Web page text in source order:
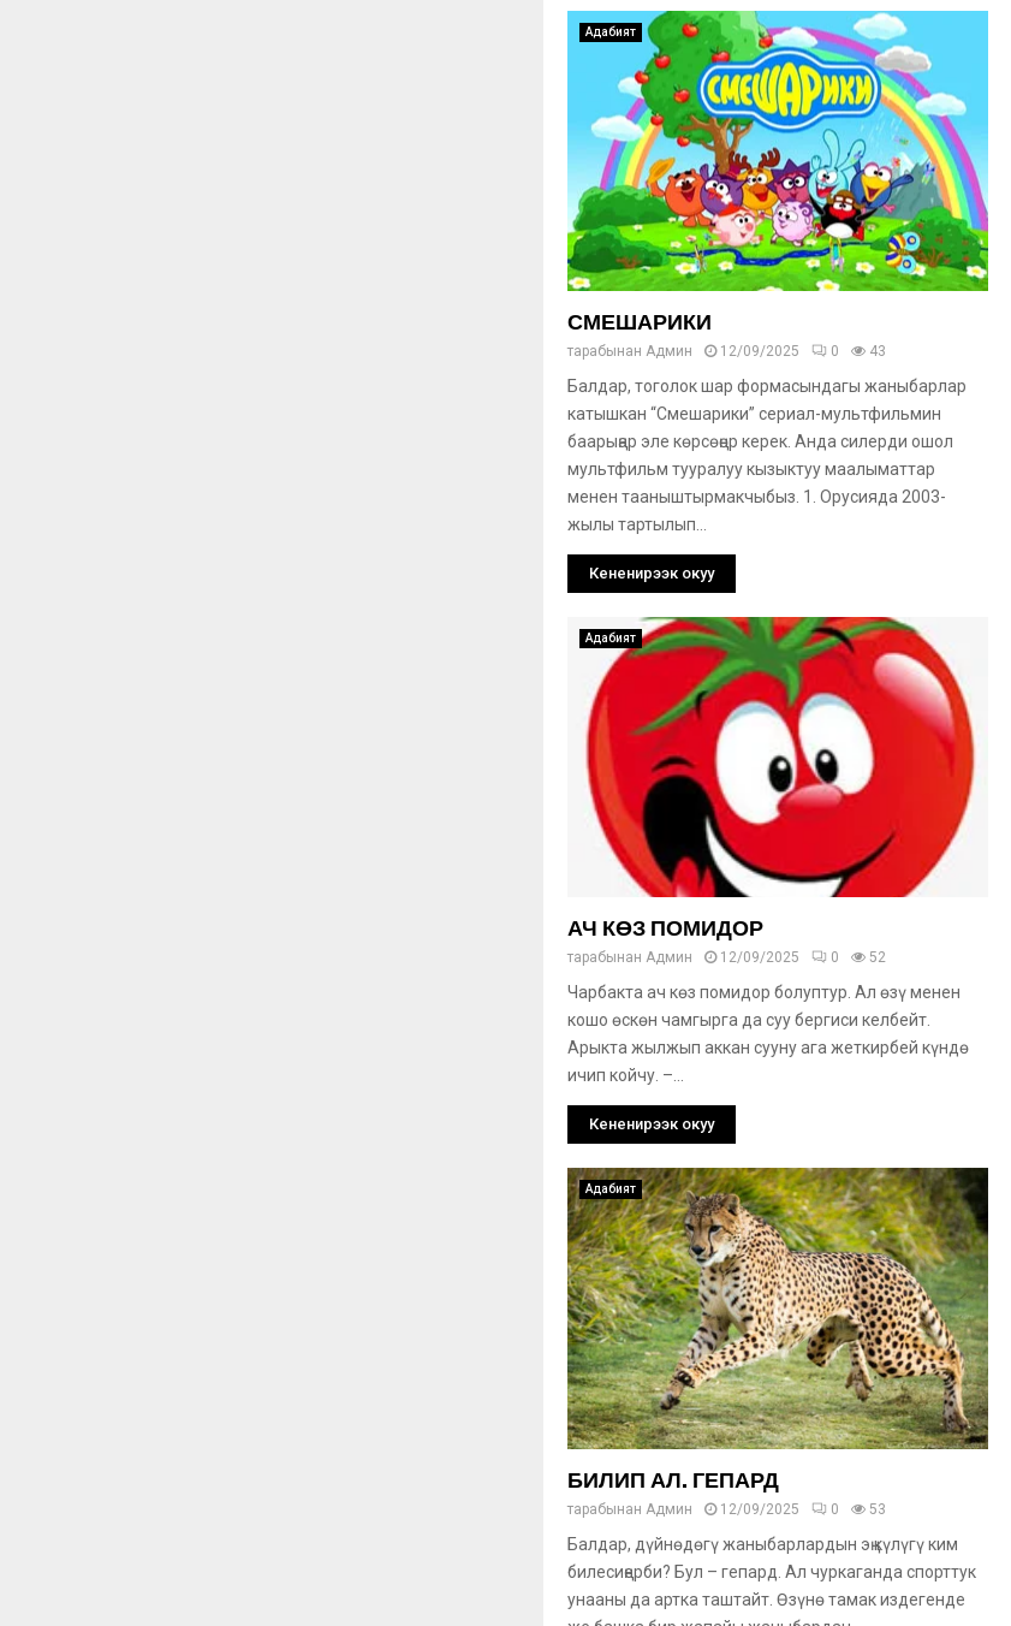
Адабият
СМЕШАРИКИ
тарабынан Админ 12/09/2025 0 43
Балдар, тоголок шар формасындагы жаныбарлар
катышкан “Смешарики” сериал-мультфильмин
баарыңар эле көрсөңөр керек. Анда силерди ошол
мультфильм тууралуу кызыктуу маалыматтар
менен тааныштырмакчыбыз. 1. Орусияда 2003-
жылы тартылып...
Кененирээк окуу
Адабият
АЧ КӨЗ ПОМИДОР
тарабынан Админ 12/09/2025 0 52
Чарбакта ач көз помидор болуптур. Ал өзү менен
кошо өскөн чамгырга да суу бергиси келбейт.
Арыкта жылжып аккан сууну ага жеткирбей күндө
ичип койчу. –...
Кененирээк окуу
Адабият
БИЛИП АЛ. ГЕПАРД
тарабынан Админ 12/09/2025 0 53
Балдар, дүйнөдөгү жаныбарлардын эң күлүгү ким
билесиңерби? Бул – гепард. Ал чуркаганда спорттук
унааны да артка таштайт. Өзүнө тамак издегенде